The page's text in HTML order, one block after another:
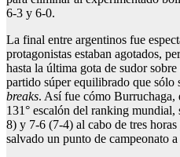
6-3 y 6-0.
La final entre argentinos fue
protagonistas estaban agotados,
hasta la última gota de sudor
partido súper equilibrado que sólo
breaks. Así fue cómo Burruchaga,
131° escalón del ranking
8) y 7-6 (7-4) al cabo de tres
salvado un punto de campeonato